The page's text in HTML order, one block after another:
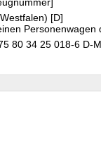
[D]
Personenwagen
80 34 25 018-6 D-